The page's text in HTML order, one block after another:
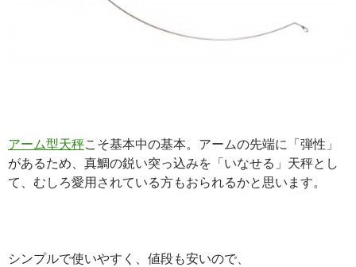
アーム型天秤こそ基本中の基本。アームの先端に「弾性」
があるため、真鯛の鋭い突っ込みを「いなせる」天秤とし
て、むしろ愛用されている方もおられるかと思います。
シンプルで使いやすく、値段も安いので、